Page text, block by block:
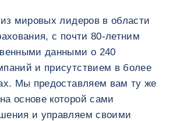
мировых лидеров в области
с почти 80-летним
данными о 240
и присутствием в более
Мы предоставляем вам ту же
основе которой сами
и управляем своими